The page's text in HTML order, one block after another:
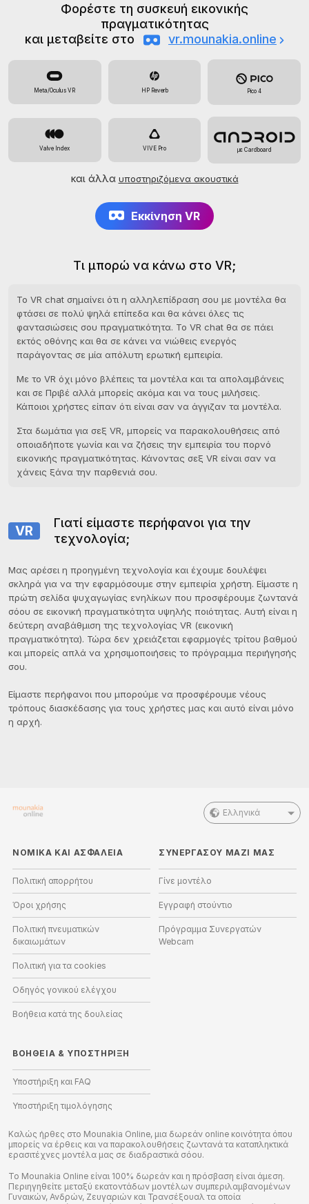
Φορέστε τη συσκευή εικονικής
πραγματικότητας
και μεταβείτε στο
vr.mounakia.online
Meta/Oculus VR HP Reverb Pico 4
Valve Index VIVE Pro με Cardboard
και άλλα υποστηριζόμενα ακουστικά
Εκκίνηση VR
Τι μπορώ να κάνω στο VR;
Το VR chat σημαίνει ότι η αλληλεπίδραση σου με μοντέλα θα
φτάσει σε πολύ ψηλά επίπεδα και θα κάνει όλες τις
φαντασιώσεις σου πραγματικότητα. Το VR chat θα σε πάει
εκτός οθόνης και θα σε κάνει να νιώθεις ενεργός
παράγοντας σε μία απόλυτη ερωτική εμπειρία.
Με το VR όχι μόνο βλέπεις τα μοντέλα και τα απολαμβάνεις
και σε Πριβέ αλλά μπορείς ακόμα και να τους μιλήσεις.
Κάποιοι χρήστες είπαν ότι είναι σαν να άγγιζαν τα μοντέλα.
Στα δωμάτια για σεξ VR, μπορείς να παρακολουθήσεις από
οποιαδήποτε γωνία και να ζήσεις την εμπειρία του πορνό
εικονικής πραγματικότητας. Κάνοντας σεξ VR είναι σαν να
χάνεις ξάνα την παρθενιά σου.
VR
Γιατί είμαστε περήφανοι για την
τεχνολογία;
Μας αρέσει η προηγμένη τεχνολογία και έχουμε δουλέψει
σκληρά για να την εφαρμόσουμε στην εμπειρία χρήστη. Είμαστε η
πρώτη σελίδα ψυχαγωγίας ενηλίκων που προσφέρουμε ζωντανά
σόου σε εικονική πραγματικότητα υψηλής ποιότητας. Αυτή είναι η
δεύτερη αναβάθμιση της τεχνολογίας VR (εικονική
πραγματικότητα). Τώρα δεν χρειάζεται εφαρμογές τρίτου βαθμού
και μπορείς απλά να χρησιμοποιήσεις το πρόγραμμα περιήγησής
σου.
Είμαστε περήφανοι που μπορούμε να προσφέρουμε νέους
τρόπους διασκέδασης για τους χρήστες μας και αυτό είναι μόνο
η αρχή.
Ελληνικά
ΝΟΜΙΚΑ ΚΑΙ ΑΣΦΑΛΕΙΑ
Πολιτική απορρήτου
Όροι χρήσης
Πολιτική πνευματικών
δικαιωμάτων
Πολιτική για τα cookies
Οδηγός γονικού ελέγχου
Βοήθεια κατά της δουλείας
ΣΥΝΕΡΓΑΣΟΥ ΜΑΖΙ ΜΑΣ
Γίνε μοντέλο
Εγγραφή στούντιο
Πρόγραμμα Συνεργατών
Webcam
ΒΟΉΘΕΙΑ & ΥΠΟΣΤΉΡΙΞΗ
Υποστήριξη και FAQ
Υποστήριξη τιμολόγησης
Καλώς ήρθες στο Mounakia Online, μια δωρεάν online κοινότητα όπου
μπορείς να έρθεις και να παρακολουθήσεις ζωντανά τα καταπληκτικά
ερασιτέχνες μοντέλα μας σε διαδραστικά σόου.
Το Mounakia Online είναι 100% δωρεάν και η πρόσβαση είναι άμεση.
Περιηγηθείτε μεταξύ εκατοντάδων μοντέλων συμπεριλαμβανομένων
Γυναικών, Ανδρών, Ζευγαριών και Τρανσέξουαλ τα οποία